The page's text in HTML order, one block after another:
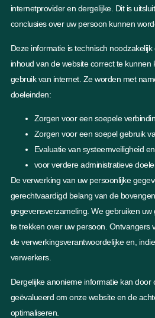
internetprovider en dergelijke. Dit is
conclusies over uw persoon kunnen
Deze informatie is technisch
inhoud van de website correct te kunnen
gebruik van internet. Ze worden met
doeleinden:
Zorgen voor een soepele
Zorgen voor een soepel gebruik
Evaluatie van systeemveiligheid
voor verdere administratieve
De verwerking van uw persoonlijke
gerechtvaardigd belang van de
gegevensverzameling. We gebruiken
te trekken over uw persoon. Ontvangers
de verwerkingsverantwoordelijke en,
verwerkers.
Dergelijke anonieme informatie kan door
geëvalueerd om onze website en de
optimaliseren.